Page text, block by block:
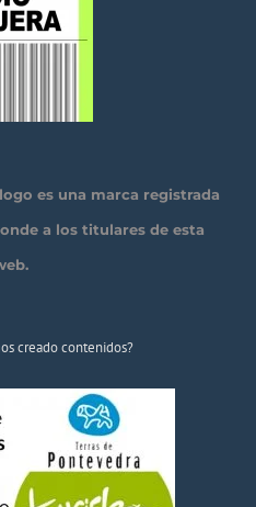
es una marca registrada
a los titulares de esta
creado contenidos?